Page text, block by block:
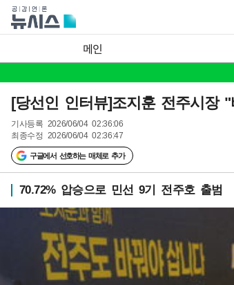
메인
[당선인 인터뷰]조지훈 전주시장
기사등록 2026/06/04 02:36:06
최종수정 2026/06/04 02:36:47
구글에서 선호하는 매체로 추가
70.72% 압승으로 민선 9기 전주호 출범